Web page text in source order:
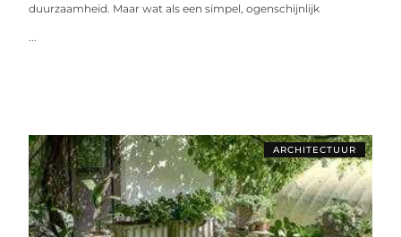
duurzaamheid. Maar wat als een simpel, ogenschijnlijk
...
ARCHITECTUUR